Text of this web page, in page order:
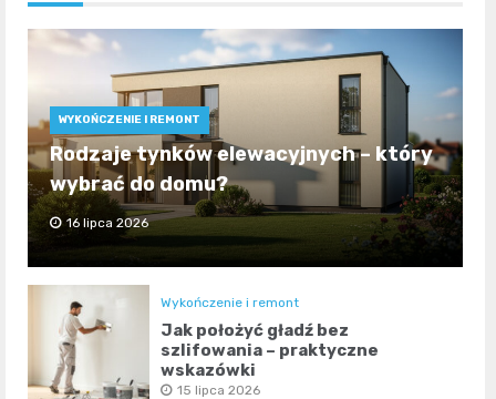
WYKOŃCZENIE I REMONT
Rodzaje tynków elewacyjnych – który
wybrać do domu?
16 lipca 2026
Wykończenie i remont
Jak położyć gładź bez
szlifowania – praktyczne
wskazówki
15 lipca 2026